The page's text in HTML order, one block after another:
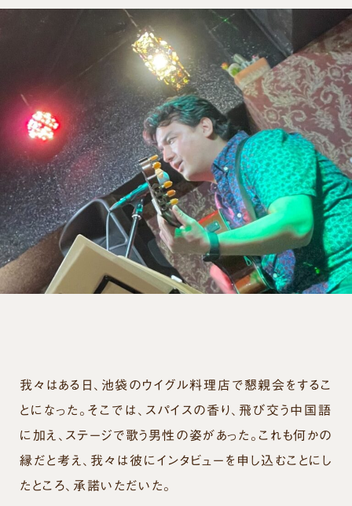
我々はある日、池袋のウイグル料理店で懇親会をするこ
とになった。そこでは、スパイスの香り、飛び交う中国語
に加え、ステージで歌う男性の姿があった。これも何かの
縁だと考え、我々は彼にインタビューを申し込むことにし
たところ、承諾いただいた。